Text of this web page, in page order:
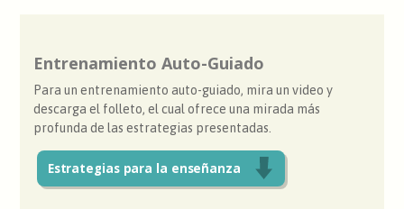
Entrenamiento Auto-Guiado
Para un entrenamiento auto-guiado, mira un video y
descarga el folleto, el cual ofrece una mirada más
profunda de las estrategias presentadas.
Estrategias para la enseñanza